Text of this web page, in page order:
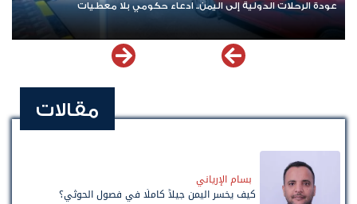
عودة الرحلات الدولية إلى اليمن.. ادعاء حكومي بلا معطيات
مقالات
بسام الإرياني
كيف يخسر اليمن جيلاً كاملًا في فصول الحوثي؟